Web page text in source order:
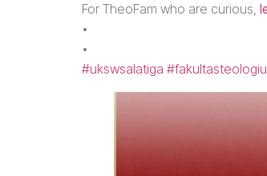
For TheoFam who are curious,
•
•
#ukswsalatiga